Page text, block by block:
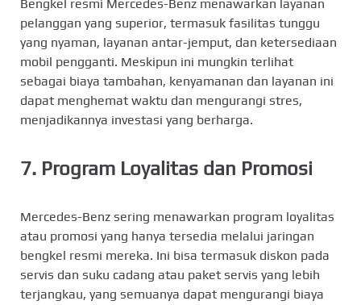
Bengkel resmi Mercedes-Benz menawarkan layanan
pelanggan yang superior, termasuk fasilitas tunggu
yang nyaman, layanan antar-jemput, dan ketersediaan
mobil pengganti. Meskipun ini mungkin terlihat
sebagai biaya tambahan, kenyamanan dan layanan ini
dapat menghemat waktu dan mengurangi stres,
menjadikannya investasi yang berharga.
7. Program Loyalitas dan Promosi
Mercedes-Benz sering menawarkan program loyalitas
atau promosi yang hanya tersedia melalui jaringan
bengkel resmi mereka. Ini bisa termasuk diskon pada
servis dan suku cadang atau paket servis yang lebih
terjangkau, yang semuanya dapat mengurangi biaya